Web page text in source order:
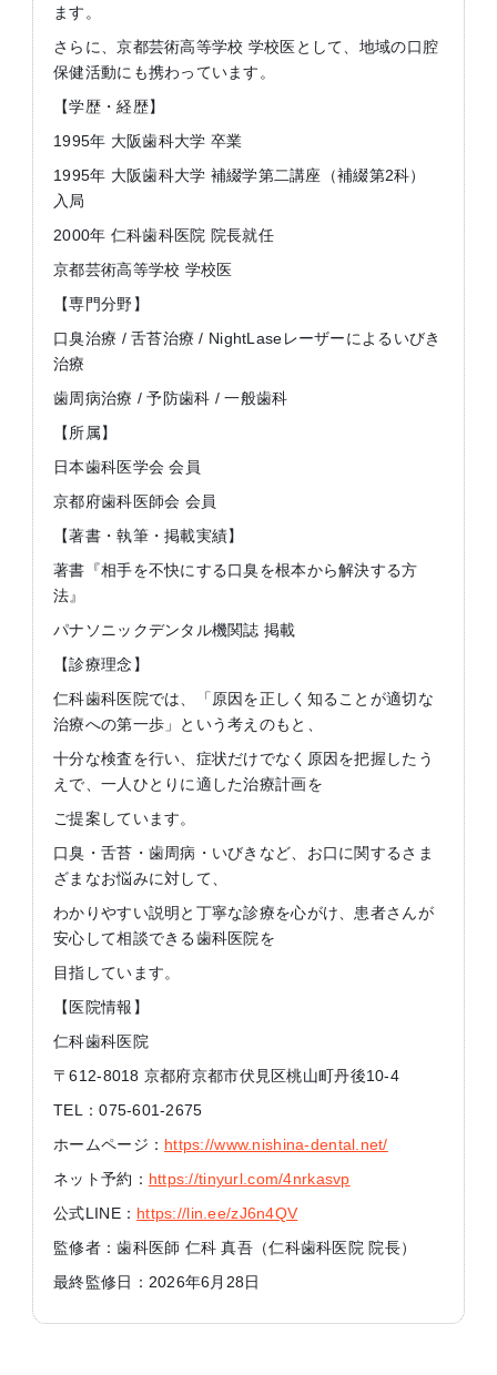
ます。
さらに、京都芸術高等学校 学校医として、地域の口腔
保健活動にも携わっています。
【学歴・経歴】
1995年 大阪歯科大学 卒業
1995年 大阪歯科大学 補綴学第二講座（補綴第2科）
入局
2000年 仁科歯科医院 院長就任
京都芸術高等学校 学校医
【専門分野】
口臭治療 / 舌苔治療 / NightLaseレーザーによるいびき
治療
歯周病治療 / 予防歯科 / 一般歯科
【所属】
日本歯科医学会 会員
京都府歯科医師会 会員
【著書・執筆・掲載実績】
著書『相手を不快にする口臭を根本から解決する方
法』
パナソニックデンタル機関誌 掲載
【診療理念】
仁科歯科医院では、「原因を正しく知ることが適切な
治療への第一歩」という考えのもと、
十分な検査を行い、症状だけでなく原因を把握したう
えで、一人ひとりに適した治療計画を
ご提案しています。
口臭・舌苔・歯周病・いびきなど、お口に関するさま
ざまなお悩みに対して、
わかりやすい説明と丁寧な診療を心がけ、患者さんが
安心して相談できる歯科医院を
目指しています。
【医院情報】
仁科歯科医院
〒612-8018 京都府京都市伏見区桃山町丹後10-4
TEL：075-601-2675
ホームページ： https://www.nishina-dental.net/
ネット予約： https://tinyurl.com/4nrkasvp
公式LINE： https://lin.ee/zJ6n4QV
監修者：歯科医師 仁科 真吾（仁科歯科医院 院長）
最終監修日：2026年6月28日